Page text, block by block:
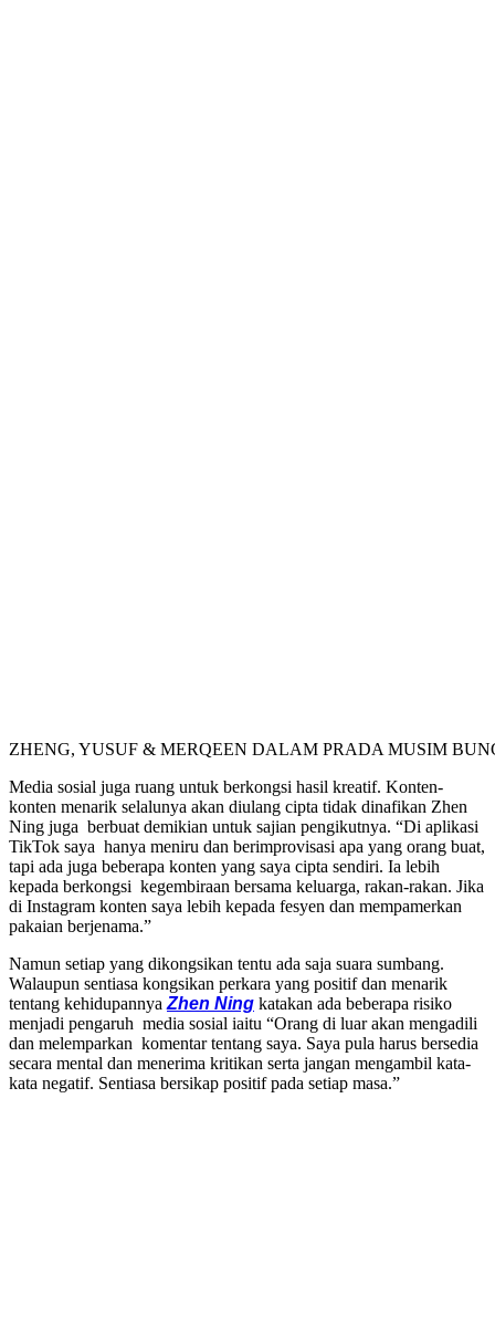
ZHENG, YUSUF & MERQEEN DALAM PRADA MUSIM
Media sosial juga ruang untuk berkongsi hasil kreatif. Konten-
konten menarik selalunya akan diulang cipta tidak dinafikan Zhen
Ning juga berbuat demikian untuk sajian pengikutnya. “Di aplikasi
TikTok saya hanya meniru dan berimprovisasi apa yang orang buat,
tapi ada juga beberapa konten yang saya cipta sendiri. Ia lebih
kepada berkongsi kegembiraan bersama keluarga, rakan-rakan. Jika
di Instagram konten saya lebih kepada fesyen dan mempamerkan
pakaian berjenama.”
Namun setiap yang dikongsikan tentu ada saja suara sumbang.
Walaupun sentiasa kongsikan perkara yang positif dan menarik
tentang kehidupannya Zhen Ning katakan ada beberapa risiko
menjadi pengaruh media sosial iaitu “Orang di luar akan mengadili
dan melemparkan komentar tentang saya. Saya pula harus bersedia
secara mental dan menerima kritikan serta jangan mengambil kata-
kata negatif. Sentiasa bersikap positif pada setiap masa.”